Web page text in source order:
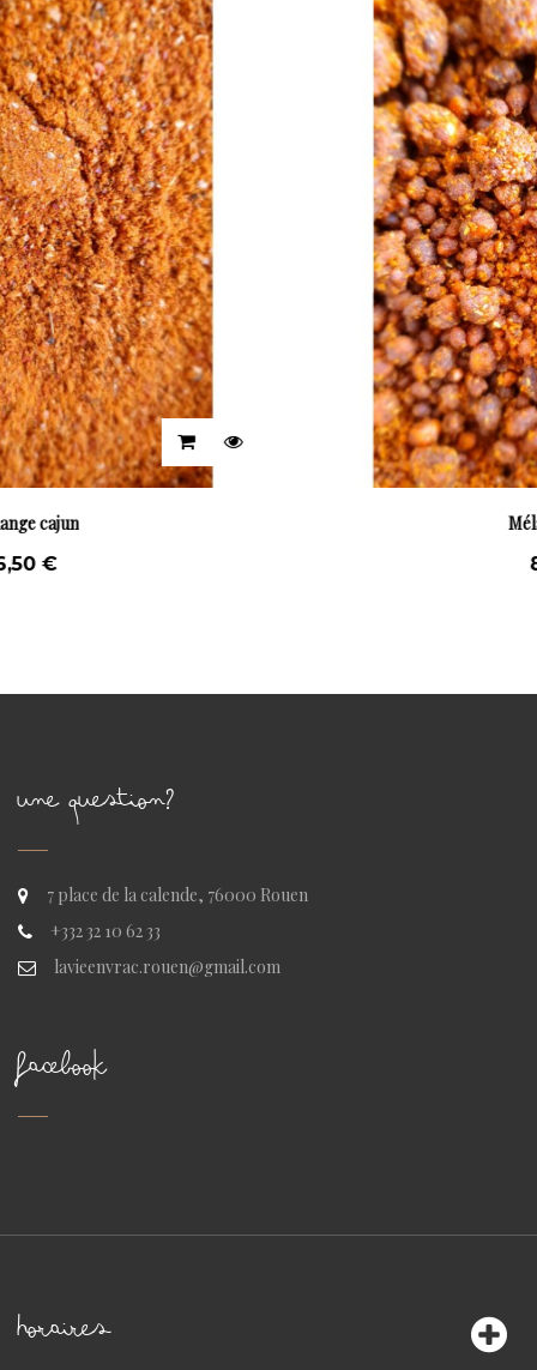
UNE QUESTION?
7 place de la calende, 76000 Rouen
+332 32 10 62 33
lavieenvrac.rouen@gmail.com
FACEBOOK
HORAIRES